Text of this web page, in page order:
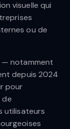
visuelle qui
ou de
— notamment
depuis 2024
pour
de
utilisateurs